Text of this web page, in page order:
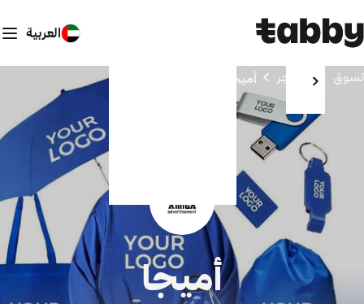
العربية
تسوق المتاجر أميجا
أميجا